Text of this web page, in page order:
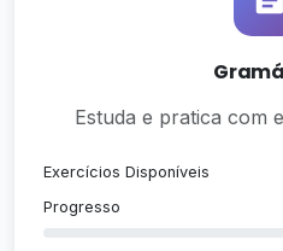
Estuda e pratica com
Exercícios Disponíveis
Progresso